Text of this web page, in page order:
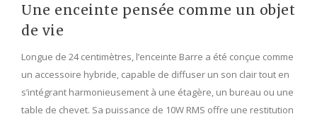
Une enceinte pensée comme un objet
de vie
Longue de 24 centimètres, l’enceinte Barre a été conçue comme
un accessoire hybride, capable de diffuser un son clair tout en
s’intégrant harmonieusement à une étagère, un bureau ou une
table de chevet. Sa puissance de 10W RMS offre une restitution